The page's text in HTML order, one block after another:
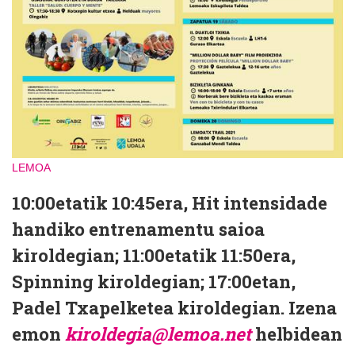
LEMOA
10:00etatik 10:45era, Hit intensidade
handiko entrenamentu saioa
kiroldegian; 11:00etatik 11:50era,
Spinning kiroldegian; 17:00etan,
Padel Txapelketea kiroldegian. Izena
emon kiroldegia@lemoa.nethelbidean